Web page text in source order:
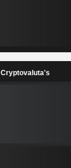
Cryptovaluta's